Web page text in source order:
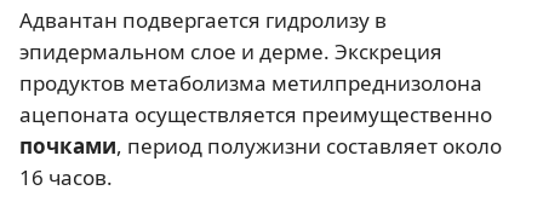
Адвантан подвергается гидролизу в
эпидермальном слое и дерме. Экскреция
продуктов метаболизма метилпреднизолона
ацепоната осуществляется преимущественно
почками, период полужизни составляет около
16 часов.